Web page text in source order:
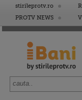
stirileprotv.ro
PROTV NEWS